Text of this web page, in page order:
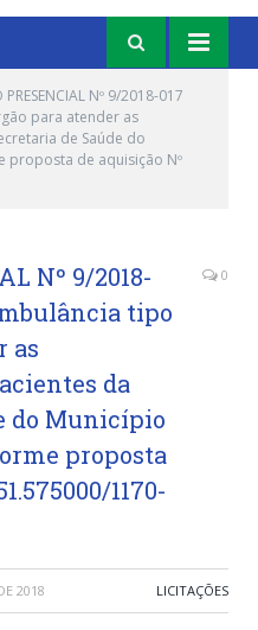
PRESENCIAL Nº 9/2018-017
para atender as
de Saúde do
proposta de aquisição Nº
Nº 9/2018-
tipo
as
da
do Município
proposta
1170-
0
2018 LICITAÇÕES